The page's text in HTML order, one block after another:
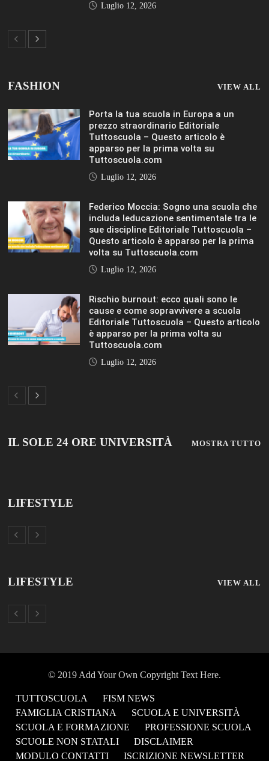
Luglio 12, 2026
FASHION VIEW ALL
Porta la tua scuola in Europa a un
prezzo straordinario Editoriale
Tuttoscuola – Questo articolo è
apparso per la prima volta su
Tuttoscuola.com
Luglio 12, 2026
Federico Moccia: Sogno una scuola che
includa leducazione sentimentale tra le
sue discipline Editoriale Tuttoscuola –
Questo articolo è apparso per la prima
volta su Tuttoscuola.com
Luglio 12, 2026
Rischio burnout: ecco quali sono le
cause e come sopravvivere a scuola
Editoriale Tuttoscuola – Questo articolo
è apparso per la prima volta su
Tuttoscuola.com
Luglio 12, 2026
IL SOLE 24 ORE UNIVERSITÀ MOSTRA TUTTO
LIFESTYLE
LIFESTYLE VIEW ALL
© 2019 Add Your Own Copyright Text Here.
TUTTOSCUOLA
FISM NEWS
FAMIGLIA CRISTIANA
SCUOLA E UNIVERSITÀ
SCUOLA E FORMAZIONE
PROFESSIONE SCUOLA
SCUOLE NON STATALI
DISCLAIMER
MODULO CONTATTI
ISCRIZIONE NEWSLETTER